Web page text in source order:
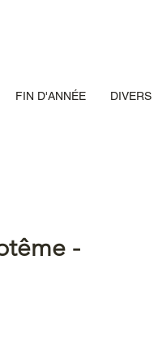
FIN D'ANNÉE DIVERS
-